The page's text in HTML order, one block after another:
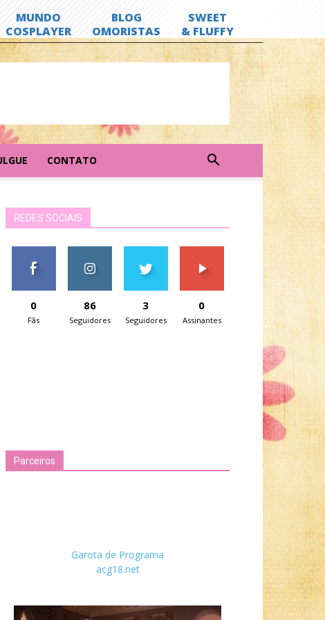
CONTATO
REDES SOCIAIS
0
Fãs
86
Seguidores
3
Seguidores
0
Assinantes
Parceiros
Garota de Programa
acg18.net